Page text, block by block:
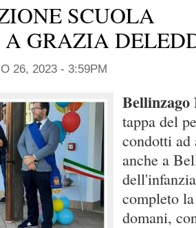
SCUOLA
GRAZIA
26, 2023 - 3:59PM
Bellinzago
tappa del
condotti ad
anche a
completo
domani,